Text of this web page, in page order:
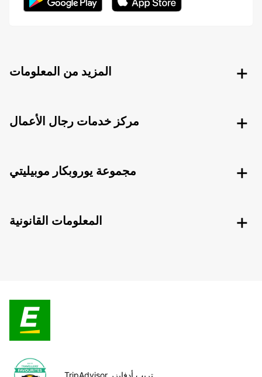
المزيد من المعلومات
مركز خدمات رجال الأعمال
مجموعة يوروبكار موبيليتي
المعلومات القانونية
TripAdvisor تريب أدفايزر